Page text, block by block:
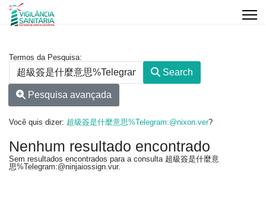
Formulário de pesquisa
Termos da Pesquisa:
Search
Pesquisa avançada
Você quis dizer: 超級簽是什麼意思%Telegram:@nixon.ver?
Nenhum resultado encontrado
Sem resultados encontrados para a consulta 超級簽是什麼意
思%Telegram:@ninjaiossign.vur.